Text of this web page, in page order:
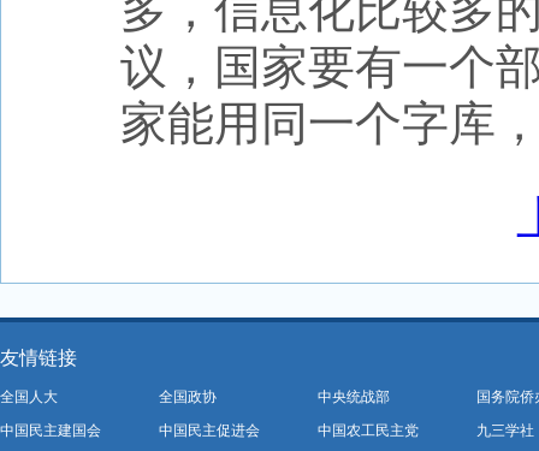
议，国家要有一个
家能用同一个字库
友情链接
全国人大 全国政协 中央统战部
国务院侨
中国民主建国会
中国民主促进会 中国农工民主党 九三学社